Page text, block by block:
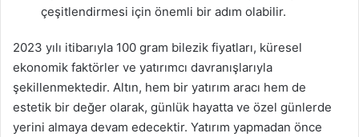
çeşitlendirmesi için önemli bir adım olabilir.
2023 yılı itibarıyla 100 gram bilezik fiyatları, küresel
ekonomik faktörler ve yatırımcı davranışlarıyla
şekillenmektedir. Altın, hem bir yatırım aracı hem de
estetik bir değer olarak, günlük hayatta ve özel günlerde
yerini almaya devam edecektir. Yatırım yapmadan önce